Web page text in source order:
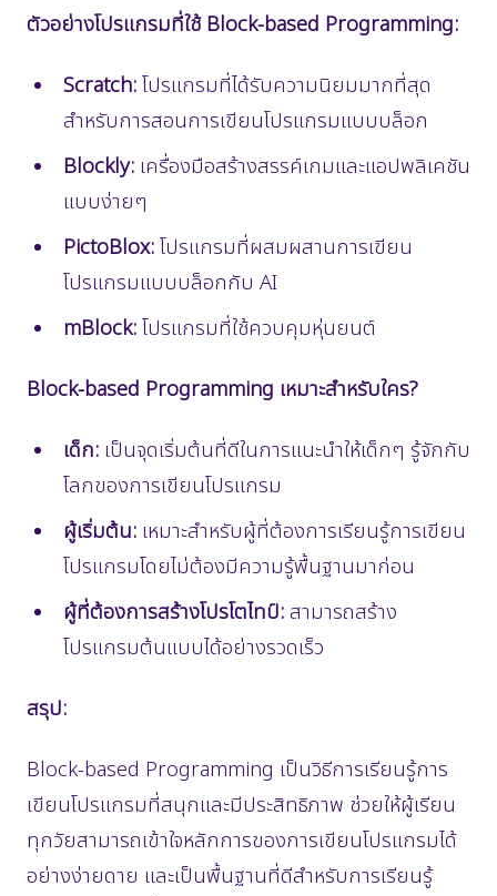
ตัวอย่างโปรแกรมที่ใช้ Block-based Programming:
Scratch:โปรแกรมที่ได้รับความนิยมมากที่สุด
สำหรับการสอนการเขียนโปรแกรมแบบบล็อก
Blockly:เครื่องมือสร้างสรรค์เกมและแอปพลิเคชัน
แบบง่ายๆ
PictoBlox:โปรแกรมที่ผสมผสานการเขียน
โปรแกรมแบบบล็อกกับ AI
mBlock:โปรแกรมที่ใช้ควบคุมหุ่นยนต์
Block-based Programming เหมาะสำหรับใคร?
เด็ก:เป็นจุดเริ่มต้นที่ดีในการแนะนำให้เด็กๆ รู้จักกับ
โลกของการเขียนโปรแกรม
ผู้เริ่มต้น:เหมาะสำหรับผู้ที่ต้องการเรียนรู้การเขียน
โปรแกรมโดยไม่ต้องมีความรู้พื้นฐานมาก่อน
ผู้ที่ต้องการสร้างโปรโตไทป์:สามารถสร้าง
โปรแกรมต้นแบบได้อย่างรวดเร็ว
สรุป:
Block-based Programming เป็นวิธีการเรียนรู้การ
เขียนโปรแกรมที่สนุกและมีประสิทธิภาพ ช่วยให้ผู้เรียน
ทุกวัยสามารถเข้าใจหลักการของการเขียนโปรแกรมได้
อย่างง่ายดาย และเป็นพื้นฐานที่ดีสำหรับการเรียนรู้